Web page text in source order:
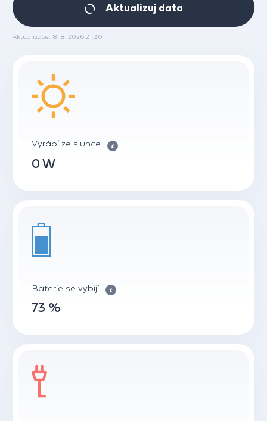
Aktualizuj data
Aktualizace: 8. 8. 2026 21:30
Vyrábí ze slunce
0 W
Baterie se vybíjí
73 %